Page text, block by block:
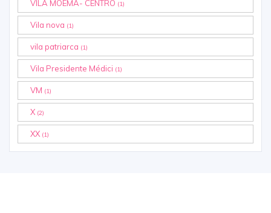
VILA MOEMA- CENTRO (1)
Vila nova (1)
vila patriarca (1)
Vila Presidente Médici (1)
VM (1)
X (2)
XX (1)